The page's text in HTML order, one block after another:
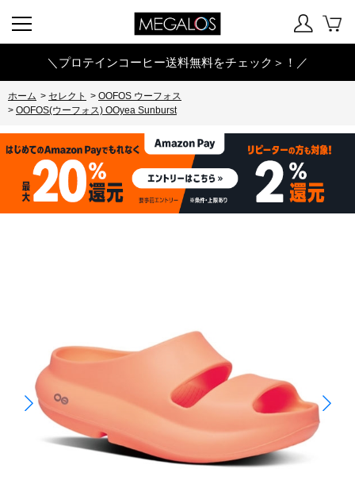
＼プロテインコーヒー送料無料をチェック＞！／
ホーム > セレクト > OOFOS ウーフォス
> OOFOS(ウーフォス) OOyea Sunburst